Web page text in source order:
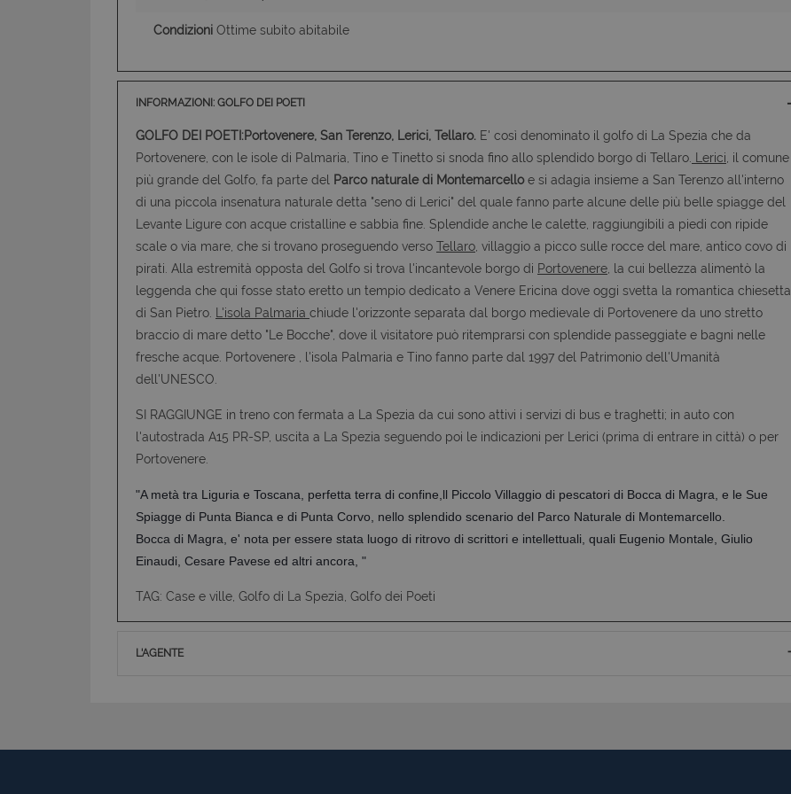
Condizioni Ottime subito abitabile
INFORMAZIONI: GOLFO DEI POETI
GOLFO DEI POETI:Portovenere, San Terenzo, Lerici, Tellaro. E' così denominato il golfo di La Spezia che da
Portovenere, con le isole di Palmaria, Tino e Tinetto si snoda fino allo splendido borgo di Tellaro.
Lerici , il comune
più grande del Golfo, fa parte del
Parco naturale di Montemarcelloe si adagia insieme a San Terenzo all'interno
di una piccola insenatura naturale detta "seno di Lerici" del quale fanno parte alcune delle più belle spiagge del
Levante Ligure con acque cristalline e sabbia fine. Splendide anche le calette, raggiungibili a piedi con ripide
scale o via mare, che si trovano proseguendo verso Tellaro, villaggio a picco sulle rocce del mare, antico covo di
pirati. Alla estremità opposta del Golfo si trova l'incantevole borgo di Portovenere , la cui bellezza alimentò la
leggenda che qui fosse stato eretto un tempio dedicato a Venere Ericina dove oggi svetta la romantica chiesetta
di San Pietro.
L'isola Palmaria chiude l'orizzonte separata dal borgo medievale di Portovenere da uno stretto
braccio di mare detto "Le Bocche", dove il visitatore può ritemprarsi con splendide passeggiate e bagni nelle
fresche acque. Portovenere , l'isola Palmaria e Tino fanno parte dal 1997 del Patrimonio dell'Umanità
dell'UNESCO.
SI RAGGIUNGE in treno con fermata a La Spezia da cui sono attivi i servizi di bus e traghetti; in auto con
l'autostrada A15 PR-SP, uscita a La Spezia seguendo poi le indicazioni per Lerici (prima di entrare in città) o per
Portovenere.
"A metà tra Liguria e Toscana, perfetta terra di confine,ll Piccolo Villaggio di pescatori di Bocca di Magra, e le Sue
Spiagge di Punta Bianca e di Punta Corvo, nello splendido scenario del Parco Naturale di Montemarcello.
Bocca di Magra, e' nota per essere stata luogo di ritrovo di scrittori e intellettuali, quali Eugenio Montale, Giulio
Einaudi, Cesare Pavese ed altri ancora, "
TAG: Case e ville, Golfo di La Spezia, Golfo dei Poeti
L'AGENTE